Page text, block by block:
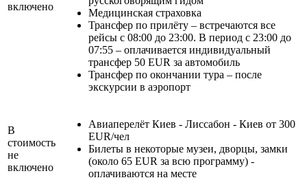
включено
Медицинская страховка
Трансфер по прилёту – встречаются все
рейсы с 08:00 до 23:00. В период с 23:00 до
07:55 – оплачивается индивидуальный
трансфер 50 EUR за автомобиль
Трансфер по окончании тура – после
экскурсии в аэропорт
В
стоимость
не
включено
Авиаперелёт Киев - Лиссабон - Киев от 300
EUR/чел
Билеты в некоторые музеи, дворцы, замки
(около 65 EUR за всю программу) -
оплачиваются на месте